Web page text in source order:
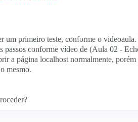
um primeiro teste, conforme o
passos conforme vídeo de (Aula 02 -
a página localhost normalmente,
mesmo.